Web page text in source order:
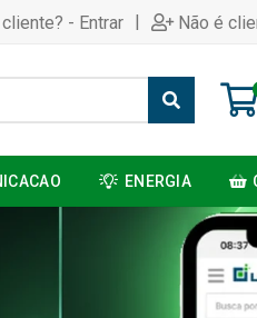
- Entrar | Não é
ENERGIA